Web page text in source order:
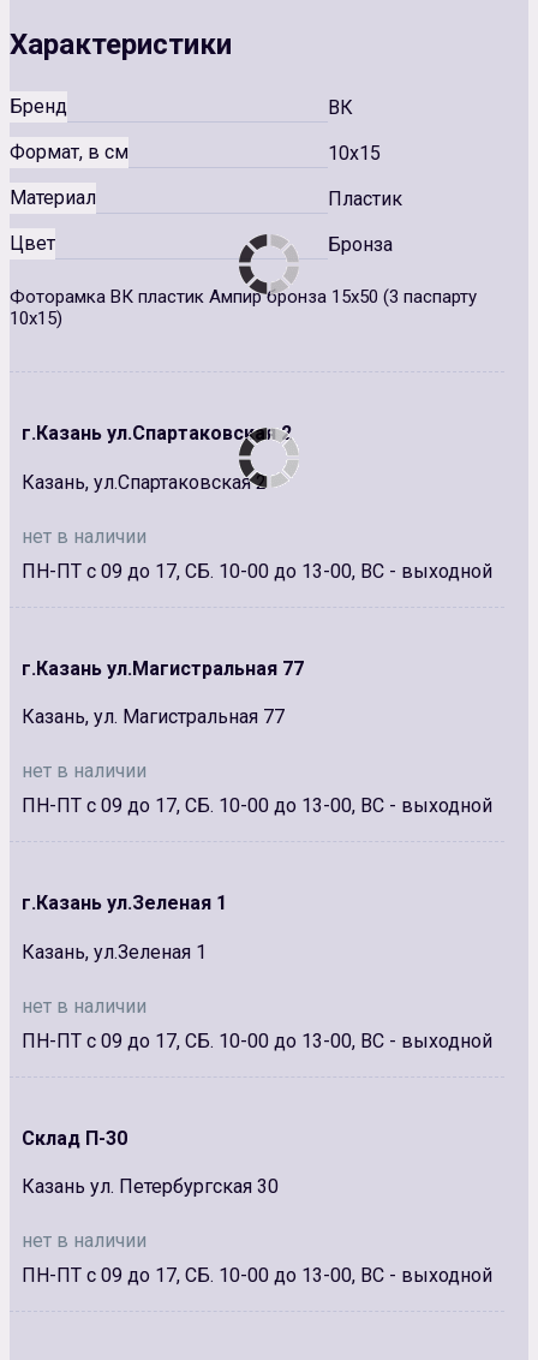
Характеристики
Бренд
ВК
Формат, в см
10x15
Материал
Пластик
Цвет
Бронза
Фоторамка ВК пластик Ампир бронза 15х50 (3 паспарту
10х15)
г.Казань ул.Спартаковская 2
Казань, ул.Спартаковская 2
нет в наличии
ПН-ПТ с 09 до 17, СБ. 10-00 до 13-00, ВС - выходной
г.Казань ул.Магистральная 77
Казань, ул. Магистральная 77
нет в наличии
ПН-ПТ с 09 до 17, СБ. 10-00 до 13-00, ВС - выходной
г.Казань ул.Зеленая 1
Казань, ул.Зеленая 1
нет в наличии
ПН-ПТ с 09 до 17, СБ. 10-00 до 13-00, ВС - выходной
Склад П-30
Казань ул. Петербургская 30
нет в наличии
ПН-ПТ с 09 до 17, СБ. 10-00 до 13-00, ВС - выходной